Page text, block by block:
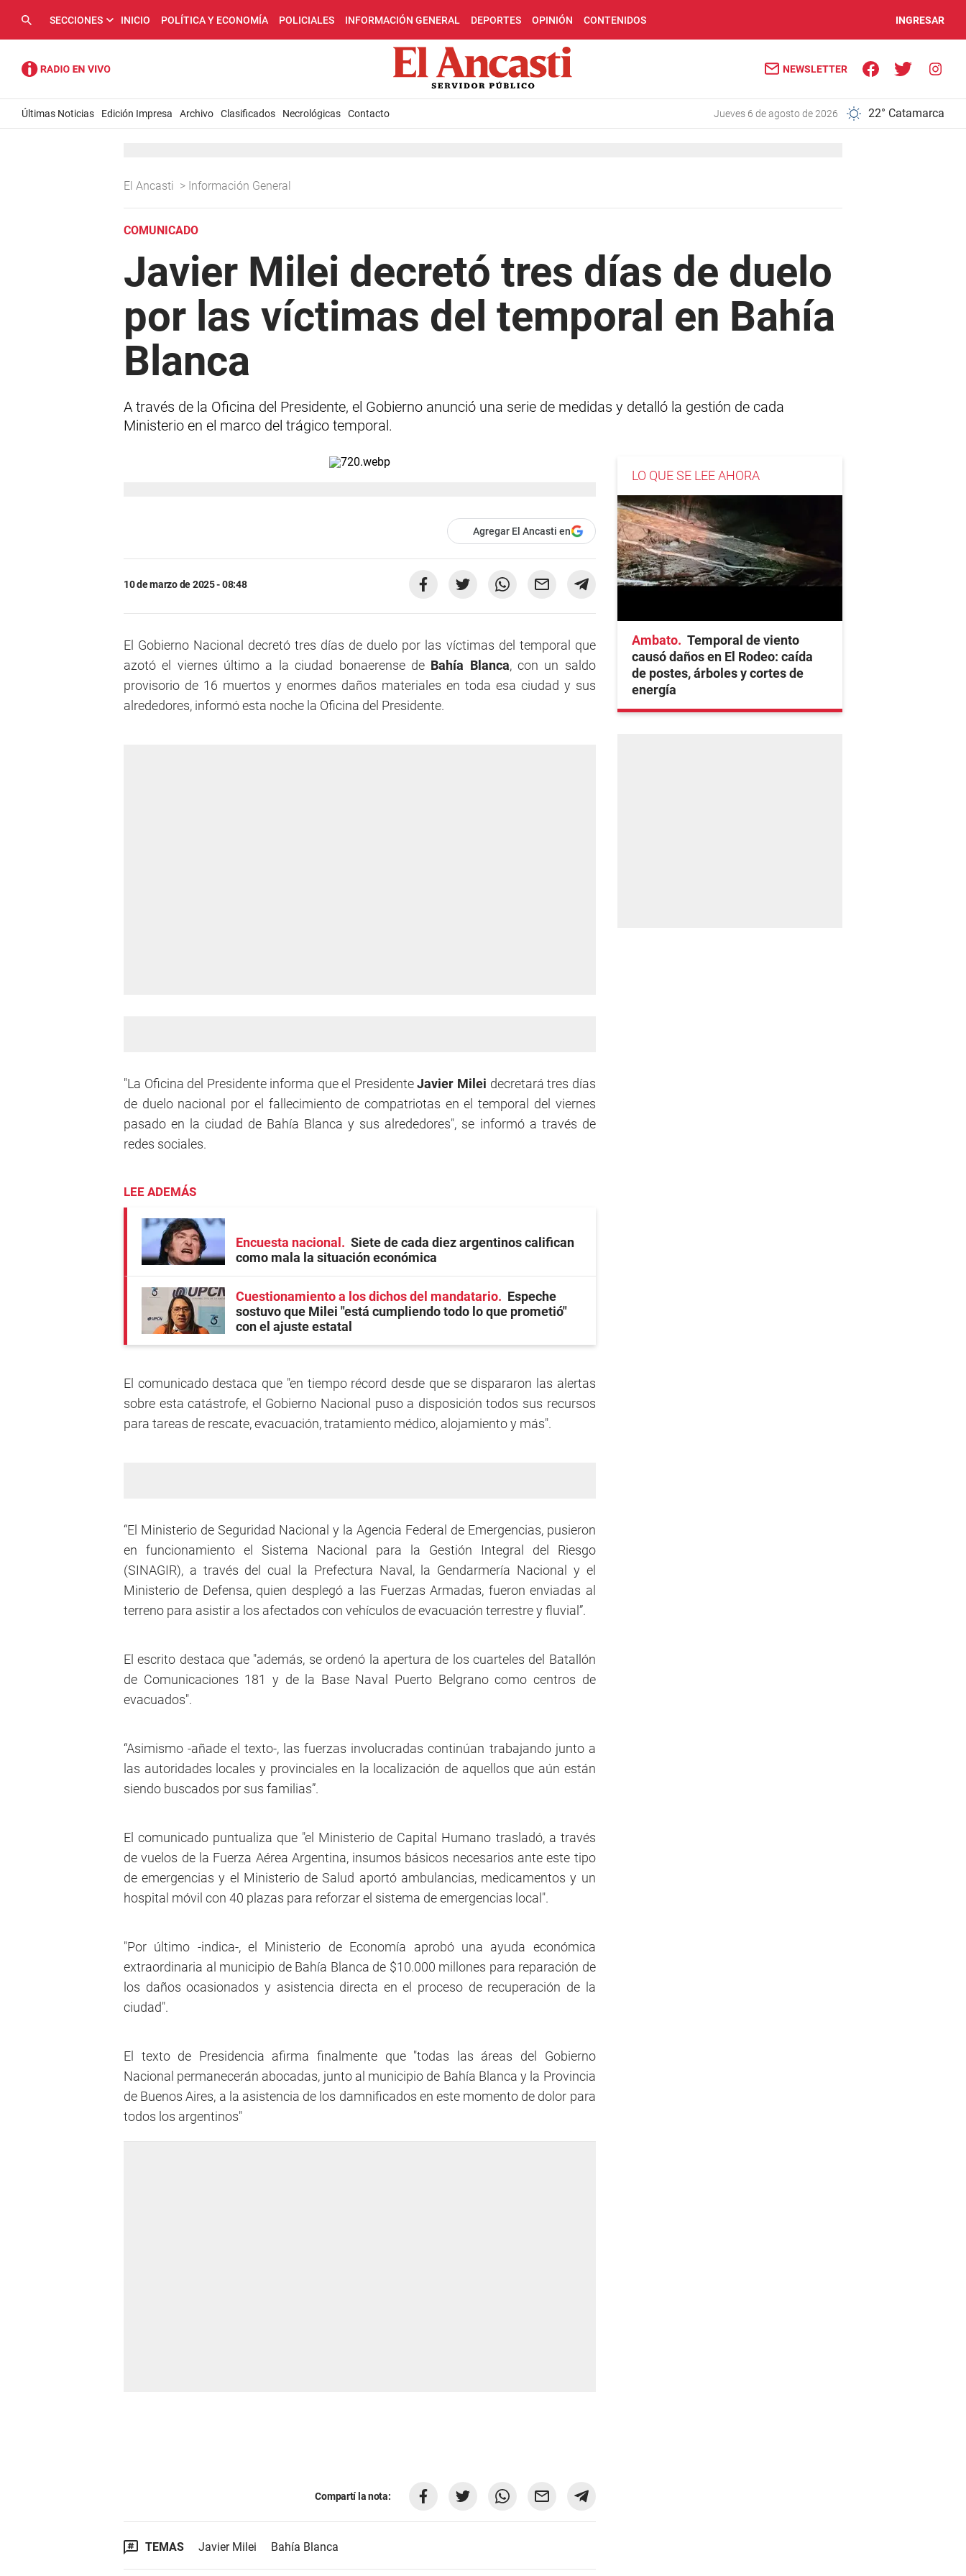
SECCIONES INICIO POLÍTICA Y ECONOMÍA POLICIALES INFORMACIÓN GENERAL DEPORTES OPINIÓN CONTENIDOS INGRESAR
NEWSLETTER
Últimas Noticias Edición Impresa Archivo Clasificados Necrológicas Contacto jueves 6 de agosto de 2026 22° Catamarca
El Ancasti > Información General
COMUNICADO
Javier Milei decretó tres días de duelo
por las víctimas del temporal en Bahía
Blanca
A través de la Oficina del Presidente, el Gobierno anunció una serie de medidas y detalló la gestión de cada
Ministerio en el marco del trágico temporal.
Agregar El Ancasti en
10 de marzo de 2025 - 08:48
El Gobierno Nacional decretó tres días de duelo por las víctimas del temporal que
azotó el viernes último a la ciudad bonaerense deBahía Blanca, con un saldo
provisorio de 16 muertos y enormes daños materiales en toda esa ciudad y sus
alrededores, informó esta noche la Oficina del Presidente.
"La Oficina del Presidente informa que el PresidenteJavier Milei decretará tres días
de duelo nacional por el fallecimiento de compatriotas en el temporal del viernes
pasado en la ciudad de Bahía Blanca y sus alrededores", se informó a través de
redes sociales.
LEE ADEMÁS
Encuesta nacional
Siete de cada diez argentinos califican
como mala la situación económica
Cuestionamiento a los dichos del mandatario
Espeche
sostuvo que Milei "está cumpliendo todo lo que prometió"
con el ajuste estatal
El comunicado destaca que "en tiempo récord desde que se dispararon las alertas
sobre esta catástrofe, el Gobierno Nacional puso a disposición todos sus recursos
para tareas de rescate, evacuación, tratamiento médico, alojamiento y más".
“El Ministerio de Seguridad Nacional y la Agencia Federal de Emergencias, pusieron
en funcionamiento el Sistema Nacional para la Gestión Integral del Riesgo
(SINAGIR), a través del cual la Prefectura Naval, la Gendarmería Nacional y el
Ministerio de Defensa, quien desplegó a las Fuerzas Armadas, fueron enviadas al
terreno para asistir a los afectados con vehículos de evacuación terrestre y fluvial”.
El escrito destaca que "además, se ordenó la apertura de los cuarteles del Batallón
de Comunicaciones 181 y de la Base Naval Puerto Belgrano como centros de
evacuados".
“Asimismo -añade el texto-, las fuerzas involucradas continúan trabajando junto a
las autoridades locales y provinciales en la localización de aquellos que aún están
siendo buscados por sus familias”.
El comunicado puntualiza que "el Ministerio de Capital Humano trasladó, a través
de vuelos de la Fuerza Aérea Argentina, insumos básicos necesarios ante este tipo
de emergencias y el Ministerio de Salud aportó ambulancias, medicamentos y un
hospital móvil con 40 plazas para reforzar el sistema de emergencias local".
"Por último -indica-, el Ministerio de Economía aprobó una ayuda económica
extraordinaria al municipio de Bahía Blanca de $10.000 millones para reparación de
los daños ocasionados y asistencia directa en el proceso de recuperación de la
ciudad".
El texto de Presidencia afirma finalmente que "todas las áreas del Gobierno
Nacional permanecerán abocadas, junto al municipio de Bahía Blanca y la Provincia
de Buenos Aires, a la asistencia de los damnificados en este momento de dolor para
todos los argentinos"
Compartí la nota:
TEMAS Javier Milei Bahía Blanca
LO QUE SE LEE AHORA
Ambato
Temporal de viento
causó daños en El Rodeo: caída
de postes, árboles y cortes de
energía